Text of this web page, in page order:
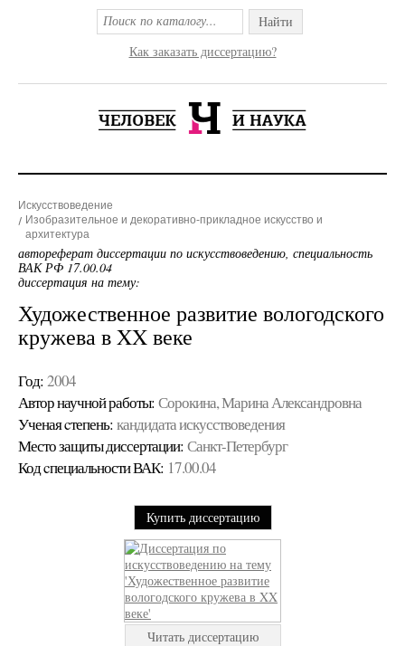
Найти
Как заказать диссертацию?
Искусствоведение
Изобразительное и декоративно-прикладное искусство и
архитектура
автореферат диссертации по искусствоведению, специальность
ВАК РФ 17.00.04
диссертация на тему:
Художественное развитие вологодского
кружева в XX веке
Год: 2004
Автор научной работы: Сорокина, Марина Александровна
Ученая cтепень: кандидата искусствоведения
Место защиты диссертации: Санкт-Петербург
Код cпециальности ВАК: 17.00.04
Купить диссертацию
Читать диссертацию